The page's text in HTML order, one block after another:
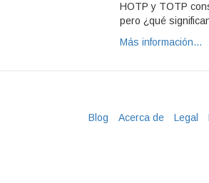
HOTP y TOTP
pero ¿qué
Más información…
Blog Acerca de Legal